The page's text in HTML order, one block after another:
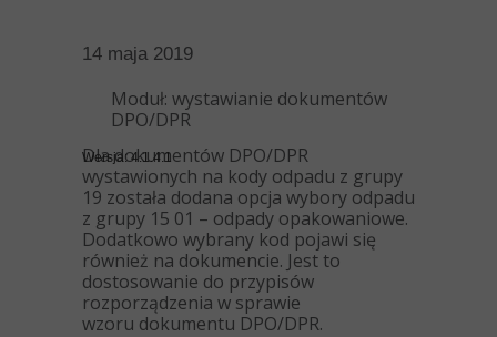
Wersja: 4.1.4.1
Moduł: wystawianie dokumentów
DPO/DPR
14 maja 2019
Dla dokumentów DPO/DPR
wystawionych na kody odpadu z grupy
19 została dodana opcja wybory odpadu
z grupy 15 01 – odpady opakowaniowe.
Dodatkowo wybrany kod pojawi się
również na dokumencie. Jest to
dostosowanie do przypisów
rozporządzenia w sprawie
wzoru dokumentu DPO/DPR.